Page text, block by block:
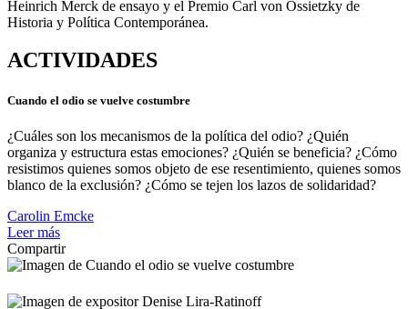
Heinrich Merck de ensayo y el Premio Carl von Ossietzky de
Historia y Política Contemporánea.
ACTIVIDADES
Cuando el odio se vuelve costumbre
¿Cuáles son los mecanismos de la política del odio? ¿Quién
organiza y estructura estas emociones? ¿Quién se beneficia? ¿Cómo
resistimos quienes somos objeto de ese resentimiento, quienes somos
blanco de la exclusión? ¿Cómo se tejen los lazos de solidaridad?
Carolin Emcke
Leer más
Compartir